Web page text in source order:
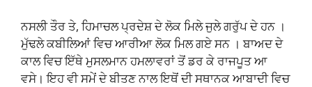
ਨਸਲੀ ਤੌਰ ਤੇ, ਹਿਮਾਚਲ ਪ੍ਰਦੇਸ਼ ਦੇ ਲੋਕ ਮਿਲੇ ਜੁਲੇ ਗਰੁੱਪ ਦੇ ਹਨ ।
ਮੁੱਢਲੇ ਕਬੀਲਿਆਂ ਵਿਚ ਆਰੀਆ ਲੋਕ ਮਿਲ ਗਏ ਸਨ । ਬਾਅਦ ਦੇ
ਕਾਲ ਵਿਚ ਇੱਥੇ ਮੁਸਲਮਾਨ ਹਮਲਾਵਰਾਂ ਤੋਂ ਡਰ ਕੇ ਰਾਜਪੂਤ ਆ
ਵਸੇ। ਇਹ ਵੀ ਸਮੇਂ ਦੇ ਬੀਤਣ ਨਾਲ ਇਥੋਂ ਦੀ ਸਥਾਨਕ ਆਬਾਦੀ ਵਿਚ